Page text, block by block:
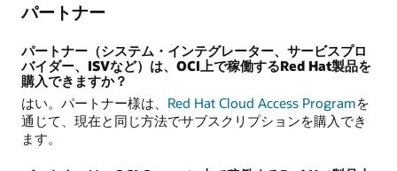
パートナー
パートナー（システム・インテグレーター、サービスプロ
バイダー、ISVなど）は、OCI上で稼働するRed Hat製品を
購入できますか？
はい。パートナー様は、 Red Hat Cloud Access Programを
通じて、現在と同じ方法でサブスクリプションを購入でき
ます。